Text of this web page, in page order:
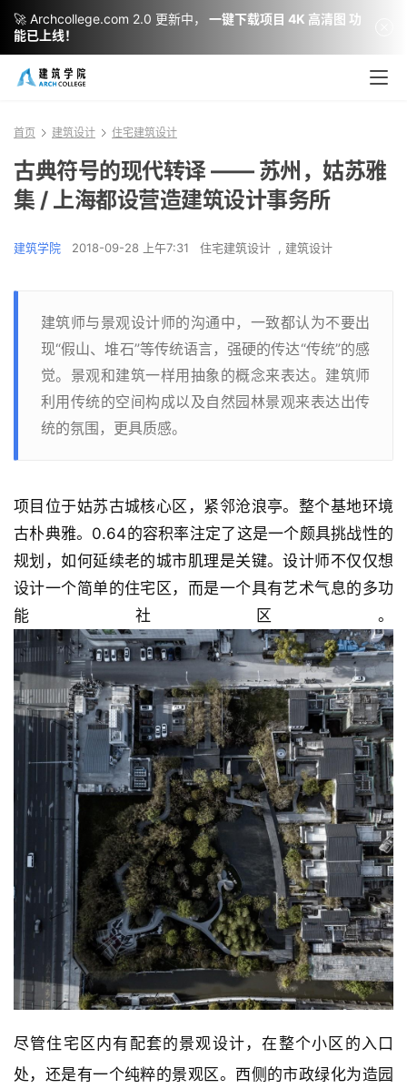
首页 建筑设计 住宅建筑设计
古典符号的现代转译 —— 苏州，姑苏雅
集 / 上海都设营造建筑设计事务所
建筑学院 2018-09-28 上午7:31 住宅建筑设计 , 建筑设计
建筑师与景观设计师的沟通中，一致都认为不要出
现“假山、堆石”等传统语言，强硬的传达“传统”的感
觉。景观和建筑一样用抽象的概念来表达。建筑师
利用传统的空间构成以及自然园林景观来表达出传
统的氛围，更具质感。
项目位于姑苏古城核心区，紧邻沧浪亭。整个基地环境
古朴典雅。0.64的容积率注定了这是一个颇具挑战性的
规划，如何延续老的城市肌理是关键。设计师不仅仅想
设计一个简单的住宅区，而是一个具有艺术气息的多功
能社区。
尽管住宅区内有配套的景观设计，在整个小区的入口
处，还是有一个纯粹的景观区。西侧的市政绿化为造园
🚀 Archcollege.com 2.0 更新中，
一键下载项目 4K 高清图 功
能已上线！